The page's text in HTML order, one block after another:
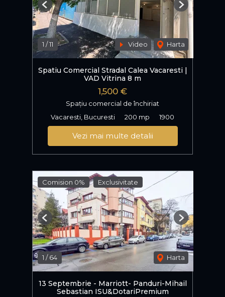
1 /11 Video Harta
Previous Next
Spatiu Comercial Stradal Calea Vacaresti |
VAD Vitrina 8 m
1,500 €
Spațiu comercial de închiriat
Vacaresti, Bucuresti
200 mp 1900
Vezi mai multe detalii
Comision 0% Exclusivitate
1 /64 Harta
Previous Next
13 Septembrie - Marriott- Panduri-Mihail
Sebastian ISU&DotariPremium